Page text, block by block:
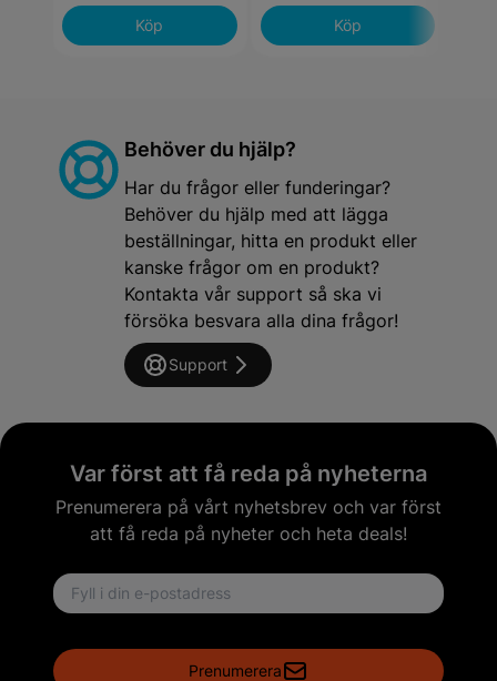
Köp Köp
Behöver du hjälp?
Har du frågor eller funderingar?
Behöver du hjälp med att lägga
beställningar, hitta en produkt eller
kanske frågor om en produkt?
Kontakta vår support så ska vi
försöka besvara alla dina frågor!
Support
Var först att få reda på nyheterna
Prenumerera på vårt nyhetsbrev och var först
att få reda på nyheter och heta deals!
Email address
Prenumerera